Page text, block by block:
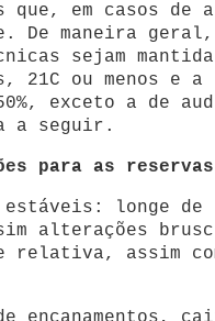
em casos de
De maneira
sejam
21C ou menos e
exceto a de
a seguir.
para as
estáveis: longe de
alterações
relativa, assim